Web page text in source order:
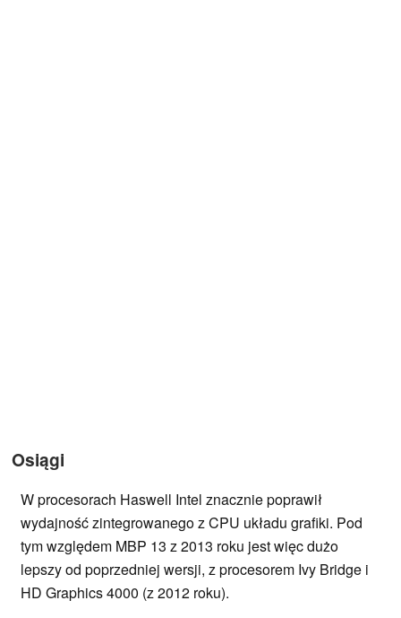
Osiągi
W procesorach Haswell Intel znacznie poprawił
wydajność zintegrowanego z CPU układu grafiki. Pod
tym względem MBP 13 z 2013 roku jest więc dużo
lepszy od poprzedniej wersji, z procesorem Ivy Bridge i
HD Graphics 4000 (z 2012 roku).